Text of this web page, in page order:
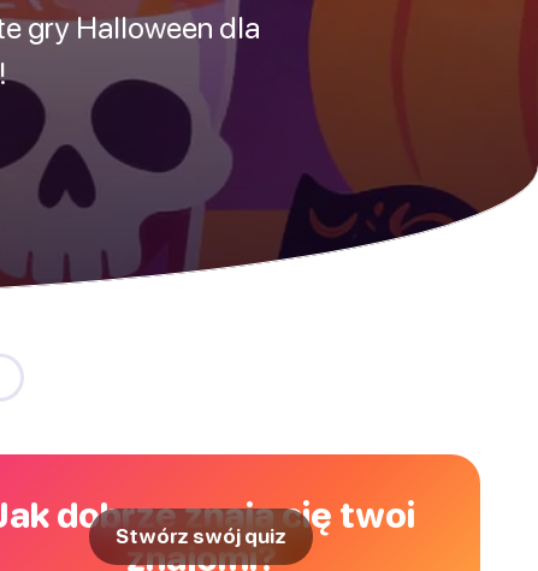
gry Halloween dla
dobrze znają cię twoi
znajomi?
Stwórz swój quiz